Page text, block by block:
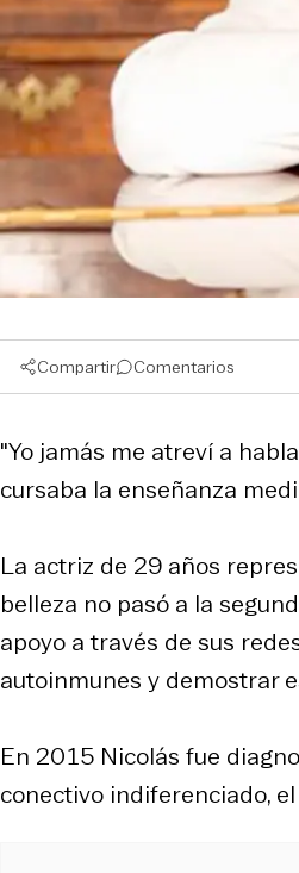
Compartir Comentarios
"Yo jamás me atreví a
cursaba la enseñanza
La actriz de 29 años
belleza no pasó a la
apoyo a través de sus
autoinmunes y demostrar
En 2015 Nicolás fue
conectivo indiferenciado,